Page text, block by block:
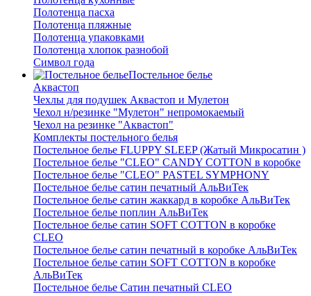
Полотенца пасха
Полотенца пляжные
Полотенца упаковками
Полотенца хлопок разнобой
Символ года
Постельное белье
Аквастоп
Чехлы для подушек Аквастоп и Мулетон
Чехол н/резинке "Мулетон" непромокаемый
Чехол на резинке "Аквастоп"
Комплекты постельного белья
Постельное белье FLUPPY SLEEP (Жатый Микросатин )
Постельное белье "CLEO" CANDY COTTON в коробке
Постельное белье "CLEO" PASTEL SYMPHONY
Постельное белье сатин печатный АльВиТек
Постельное белье сатин жаккард в коробке АльВиТек
Постельное белье поплин АльВиТек
Постельное белье сатин SOFT COTTON в коробке
CLEO
Постельное белье сатин печатный в коробке АльВиТек
Постельное белье сатин SOFT COTTON в коробке
АльВиТек
Постельное белье Сатин печатный CLEO